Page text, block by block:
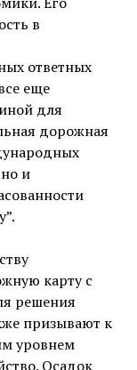
в
ответных
еще
для
дорожная
и
карту с
решения
призывают к
уровнем
Осадок